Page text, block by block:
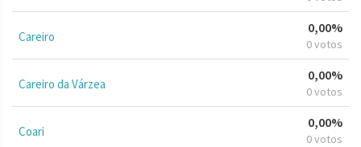
Careiro
0,00%
0 votos
Careiro da Várzea
0,00%
0 votos
Coari
0,00%
0 votos